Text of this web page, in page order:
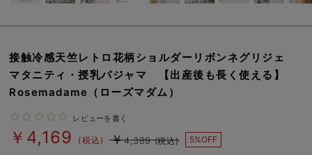
買って正解！高評価レビューアイテム
親子コーデ｜ママとベビーにおすすめ！
便利な育児家電
Gift Selection 出産祝い
ロンパースはいつからいつまで使う？選ぶポイントも解説！
接触冷感天竺レトロ花柄ショルダーリボンネグリジェ
マタニティ・授乳パジャマ 【出産後も長く使える】
Rosemadame（ローズマダム）
レビューを書く
￥4,389 (税込)
￥4,169 (税込) 5%OFF